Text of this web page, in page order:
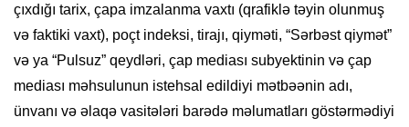
çıxdığı tarix, çapa imzalanma vaxtı (qrafiklə təyin olunmuş
və faktiki vaxt), poçt indeksi, tirajı, qiyməti, “Sərbəst qiymət”
və ya “Pulsuz” qeydləri, çap mediası subyektinin və çap
mediası məhsulunun istehsal edildiyi mətbəənin adı,
ünvanı və əlaqə vasitələri barədə məlumatları göstərmədiyi